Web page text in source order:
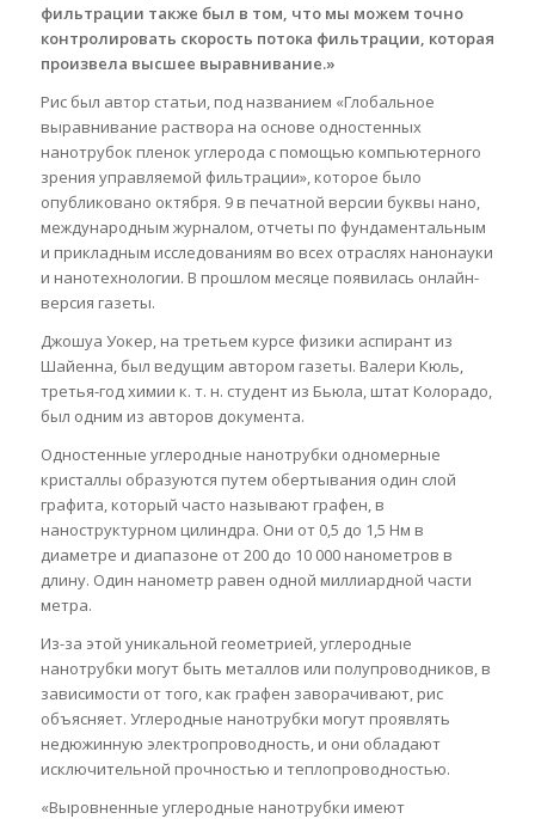
фильтрации также был в том, что мы можем точно
контролировать скорость потока фильтрации, которая
произвела высшее выравнивание.»
Рис был автор статьи, под названием «Глобальное
выравнивание раствора на основе одностенных
нанотрубок пленок углерода с помощью компьютерного
зрения управляемой фильтрации», которое было
опубликовано октября. 9 в печатной версии буквы нано,
международным журналом, отчеты по фундаментальным
и прикладным исследованиям во всех отраслях нанонауки
и нанотехнологии. В прошлом месяце появилась онлайн-
версия газеты.
Джошуа Уокер, на третьем курсе физики аспирант из
Шайенна, был ведущим автором газеты. Валери Кюль,
третья-год химии к. т. н. студент из Бьюла, штат Колорадо,
был одним из авторов документа.
Одностенные углеродные нанотрубки одномерные
кристаллы образуются путем обертывания один слой
графита, который часто называют графен, в
наноструктурном цилиндра. Они от 0,5 до 1,5 Нм в
диаметре и диапазоне от 200 до 10 000 нанометров в
длину. Один нанометр равен одной миллиардной части
метра.
Из-за этой уникальной геометрией, углеродные
нанотрубки могут быть металлов или полупроводников, в
зависимости от того, как графен заворачивают, рис
объясняет. Углеродные нанотрубки могут проявлять
недюжинную электропроводность, и они обладают
исключительной прочностью и теплопроводностью.
«Выровненные углеродные нанотрубки имеют